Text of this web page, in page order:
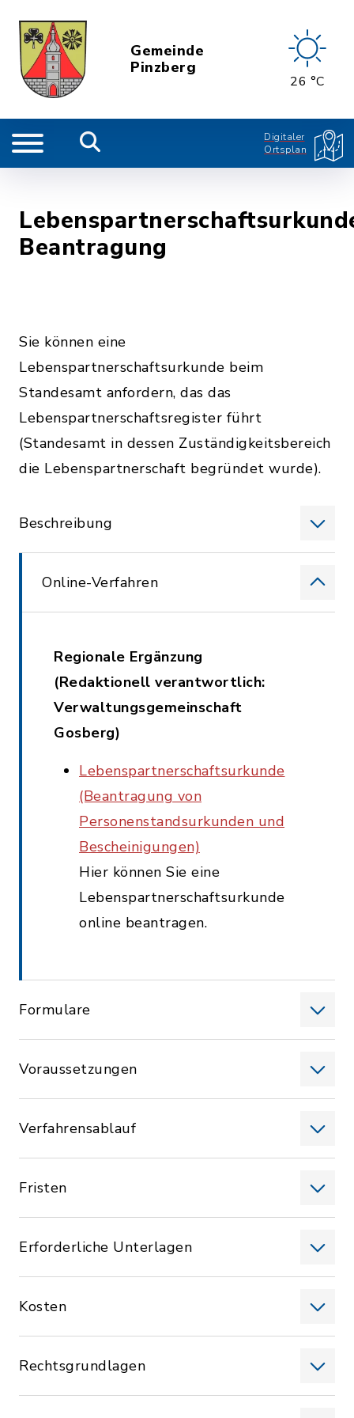
Gemeinde
Pinzberg
26 °C
Digitaler
Ortsplan
Beantragung
Sie können eine
Lebenspartnerschaftsurkunde beim
Standesamt anfordern, das das
Lebenspartnerschaftsregister führt
(Standesamt in dessen Zuständigkeitsbereich
die Lebenspartnerschaft begründet wurde).
Beschreibung
Online-Verfahren
Regionale Ergänzung
(Redaktionell verantwortlich:
Verwaltungsgemeinschaft
Gosberg)
Lebenspartnerschaftsurkunde
(Beantragung von
Personenstandsurkunden und
Bescheinigungen)
Hier können Sie eine
Lebenspartnerschaftsurkunde
online beantragen.
Formulare
Voraussetzungen
Verfahrensablauf
Fristen
Erforderliche Unterlagen
Kosten
Rechtsgrundlagen